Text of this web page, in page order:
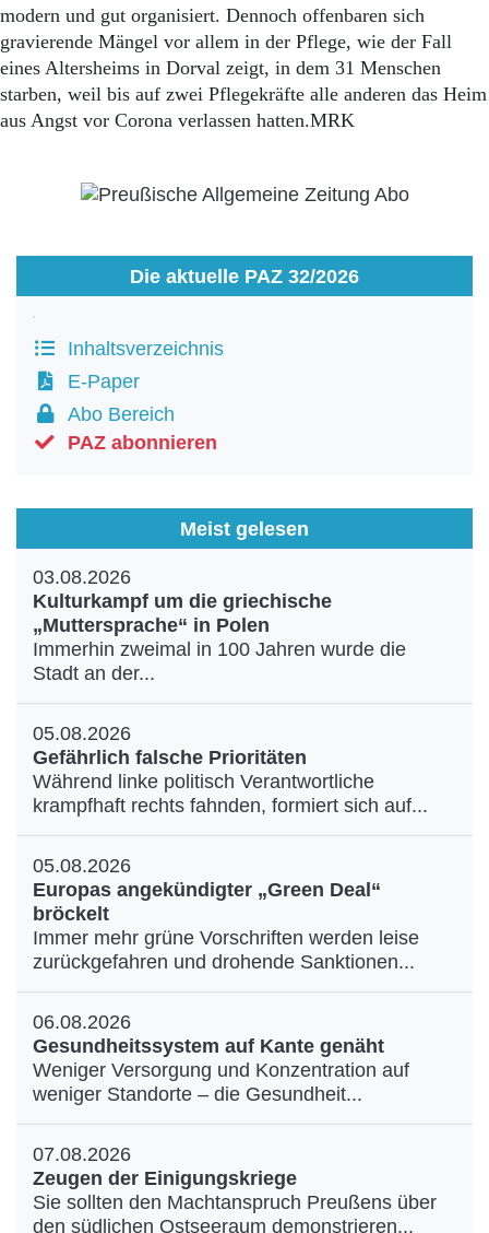
modern und gut organisiert. Dennoch offenbaren sich
gravierende Mängel vor allem in der Pflege, wie der Fall
eines Altersheims in Dorval zeigt, in dem 31 Menschen
starben, weil bis auf zwei Pflegekräfte alle anderen das Heim
aus Angst vor Corona verlassen hatten.MRK
Die aktuelle PAZ 32/2026
Inhaltsverzeichnis
E-Paper
Abo Bereich
PAZ abonnieren
Meist gelesen
03.08.2026
Kulturkampf um die griechische
„Muttersprache“ in Polen
Immerhin zweimal in 100 Jahren wurde die
Stadt an der...
05.08.2026
Gefährlich falsche Prioritäten
Während linke politisch Verantwortliche
krampfhaft rechts fahnden, formiert sich auf...
05.08.2026
Europas angekündigter „Green Deal“
bröckelt
Immer mehr grüne Vorschriften werden leise
zurückgefahren und drohende Sanktionen...
06.08.2026
Gesundheitssystem auf Kante genäht
Weniger Versorgung und Konzentration auf
weniger Standorte – die Gesundheit...
07.08.2026
Zeugen der Einigungskriege
Sie sollten den Machtanspruch Preußens über
den südlichen Ostseeraum demonstrieren...